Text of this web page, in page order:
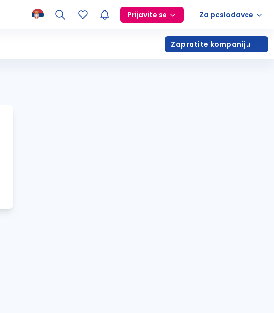
Prijavite se Za poslodavce
Zapratite kompaniju